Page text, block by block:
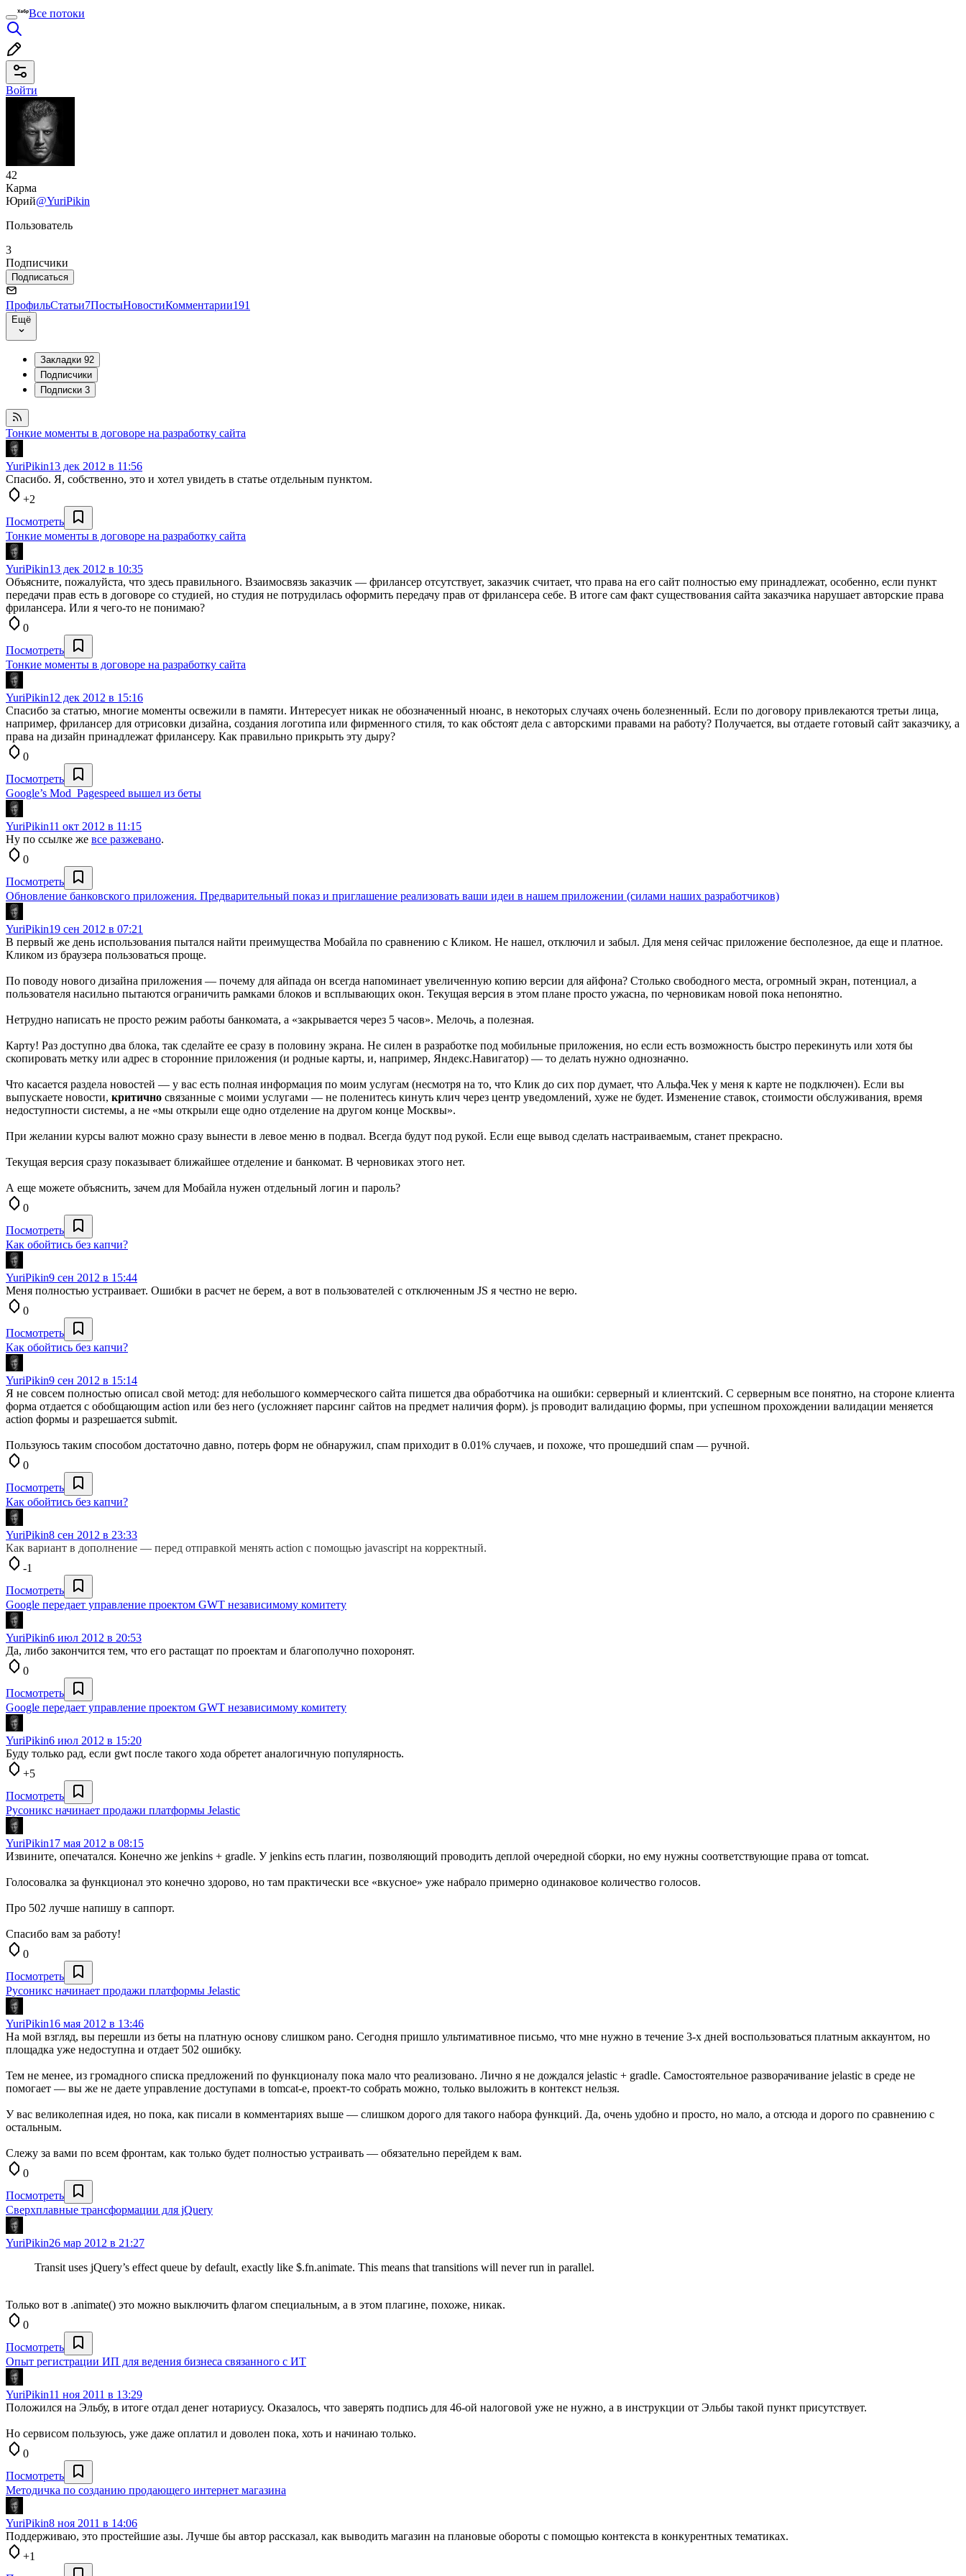
Все потоки
Войти
42
Карма
Юрий@YuriPikin
Пользователь
3
Подписчики
Подписаться
ПрофильСтатьи7ПостыНовостиКомментарии191
Ещё
Закладки 92
Подписчики
Подписки 3
Тонкие моменты в договоре на разработку сайта
YuriPikin13 дек 2012 в 11:56
Спасибо. Я, собственно, это и хотел увидеть в статье отдельным пунктом.
+2
Посмотреть
Тонкие моменты в договоре на разработку сайта
YuriPikin13 дек 2012 в 10:35
Объясните, пожалуйста, что здесь правильного. Взаимосвязь заказчик — фрилансер отсутствует, заказчик считает, что права на его сайт полностью ему принадлежат, особенно, если пункт
передачи прав есть в договоре со студией, но студия не потрудилась оформить передачу прав от фрилансера себе. В итоге сам факт существования сайта заказчика нарушает авторские права
фрилансера. Или я чего-то не понимаю?
0
Посмотреть
Тонкие моменты в договоре на разработку сайта
YuriPikin12 дек 2012 в 15:16
Спасибо за статью, многие моменты освежили в памяти. Интересует никак не обозначенный нюанс, в некоторых случаях очень болезненный. Если по договору привлекаются третьи лица,
например, фрилансер для отрисовки дизайна, создания логотипа или фирменного стиля, то как обстоят дела с авторскими правами на работу? Получается, вы отдаете готовый сайт заказчику, а
права на дизайн принадлежат фрилансеру. Как правильно прикрыть эту дыру?
0
Посмотреть
Google’s Mod_Pagespeed вышел из беты
YuriPikin11 окт 2012 в 11:15
Ну по ссылке же все разжевано.
0
Посмотреть
Обновление банковского приложения. Предварительный показ и приглашение реализовать ваши идеи в нашем приложении (силами наших разработчиков)
YuriPikin19 сен 2012 в 07:21
В первый же день использования пытался найти преимущества Мобайла по сравнению с Кликом. Не нашел, отключил и забыл. Для меня сейчас приложение бесполезное, да еще и платное.
Кликом из браузера пользоваться проще.
По поводу нового дизайна приложения — почему для айпада он всегда напоминает увеличенную копию версии для айфона? Столько свободного места, огромный экран, потенциал, а
пользователя насильно пытаются ограничить рамками блоков и всплывающих окон. Текущая версия в этом плане просто ужасна, по черновикам новой пока непонятно.
Нетрудно написать не просто режим работы банкомата, а «закрывается через 5 часов». Мелочь, а полезная.
Карту! Раз доступно два блока, так сделайте ее сразу в половину экрана. Не силен в разработке под мобильные приложения, но если есть возможность быстро перекинуть или хотя бы
скопировать метку или адрес в сторонние приложения (и родные карты, и, например, Яндекс.Навигатор) — то делать нужно однозначно.
Что касается раздела новостей — у вас есть полная информация по моим услугам (несмотря на то, что Клик до сих пор думает, что Альфа.Чек у меня к карте не подключен). Если вы
выпускаете новости, критично связанные с моими услугами — не поленитесь кинуть клич через центр уведомлений, хуже не будет. Изменение ставок, стоимости обслуживания, время
недоступности системы, а не «мы открыли еще одно отделение на другом конце Москвы».
При желании курсы валют можно сразу вынести в левое меню в подвал. Всегда будут под рукой. Если еще вывод сделать настраиваемым, станет прекрасно.
Текущая версия сразу показывает ближайшее отделение и банкомат. В черновиках этого нет.
А еще можете объяснить, зачем для Мобайла нужен отдельный логин и пароль?
0
Посмотреть
Как обойтись без капчи?
YuriPikin9 сен 2012 в 15:44
Меня полностью устраивает. Ошибки в расчет не берем, а вот в пользователей с отключенным JS я честно не верю.
0
Посмотреть
Как обойтись без капчи?
YuriPikin9 сен 2012 в 15:14
Я не совсем полностью описал свой метод: для небольшого коммерческого сайта пишется два обработчика на ошибки: серверный и клиентский. С серверным все понятно, на стороне клиента
форма отдается с обобщающим action или без него (усложняет парсинг сайтов на предмет наличия форм). js проводит валидацию формы, при успешном прохождении валидации меняется
action формы и разрешается submit.
Пользуюсь таким способом достаточно давно, потерь форм не обнаружил, спам приходит в 0.01% случаев, и похоже, что прошедший спам — ручной.
0
Посмотреть
Как обойтись без капчи?
YuriPikin8 сен 2012 в 23:33
Как вариант в дополнение — перед отправкой менять action с помощью javascript на корректный.
-1
Посмотреть
Google передает управление проектом GWT независимому комитету
YuriPikin6 июл 2012 в 20:53
Да, либо закончится тем, что его растащат по проектам и благополучно похоронят.
0
Посмотреть
Google передает управление проектом GWT независимому комитету
YuriPikin6 июл 2012 в 15:20
Буду только рад, если gwt после такого хода обретет аналогичную популярность.
+5
Посмотреть
Русоникс начинает продажи платформы Jelastic
YuriPikin17 мая 2012 в 08:15
Извините, опечатался. Конечно же jenkins + gradle. У jenkins есть плагин, позволяющий проводить деплой очередной сборки, но ему нужны соответствующие права от tomcat.
Голосовалка за функционал это конечно здорово, но там практически все «вкусное» уже набрало примерно одинаковое количество голосов.
Про 502 лучше напишу в саппорт.
Спасибо вам за работу!
0
Посмотреть
Русоникс начинает продажи платформы Jelastic
YuriPikin16 мая 2012 в 13:46
На мой взгляд, вы перешли из беты на платную основу слишком рано. Сегодня пришло ультимативное письмо, что мне нужно в течение 3-х дней воспользоваться платным аккаунтом, но
площадка уже недоступна и отдает 502 ошибку.
Тем не менее, из громадного списка предложений по функционалу пока мало что реализовано. Лично я не дождался jelastic + gradle. Самостоятельное разворачивание jelastic в среде не
помогает — вы же не даете управление доступами в tomcat-е, проект-то собрать можно, только выложить в контекст нельзя.
У вас великолепная идея, но пока, как писали в комментариях выше — слишком дорого для такого набора функций. Да, очень удобно и просто, но мало, а отсюда и дорого по сравнению с
остальным.
Слежу за вами по всем фронтам, как только будет полностью устраивать — обязательно перейдем к вам.
0
Посмотреть
Сверхплавные трансформации для jQuery
YuriPikin26 мар 2012 в 21:27
Transit uses jQuery’s effect queue by default, exactly like $.fn.animate. This means that transitions will never run in parallel.
Только вот в .animate() это можно выключить флагом специальным, а в этом плагине, похоже, никак.
0
Посмотреть
Опыт регистрации ИП для ведения бизнеса связанного с ИТ
YuriPikin11 ноя 2011 в 13:29
Положился на Эльбу, в итоге отдал денег нотариусу. Оказалось, что заверять подпись для 46-ой налоговой уже не нужно, а в инструкции от Эльбы такой пункт присутствует.
Но сервисом пользуюсь, уже даже оплатил и доволен пока, хоть и начинаю только.
0
Посмотреть
Методичка по созданию продающего интернет магазина
YuriPikin8 ноя 2011 в 14:06
Поддерживаю, это простейшие азы. Лучше бы автор рассказал, как выводить магазин на плановые обороты с помощью контекста в конкурентных тематиках.
+1